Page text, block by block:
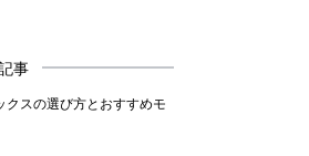
事
クスの選び方とおすすめモ